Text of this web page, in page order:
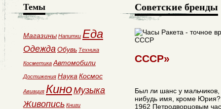
Советские бренды
СССР»
Был ли шанс у
нибудь имя, кроме
1962 Петродворцовым
Темы
Магазины Напитки Еда
ОдеждаОбувь Техника
Косметика Автомобили
Достижения Наука Космос
Авиация КиноМузыка
Живопись Книги